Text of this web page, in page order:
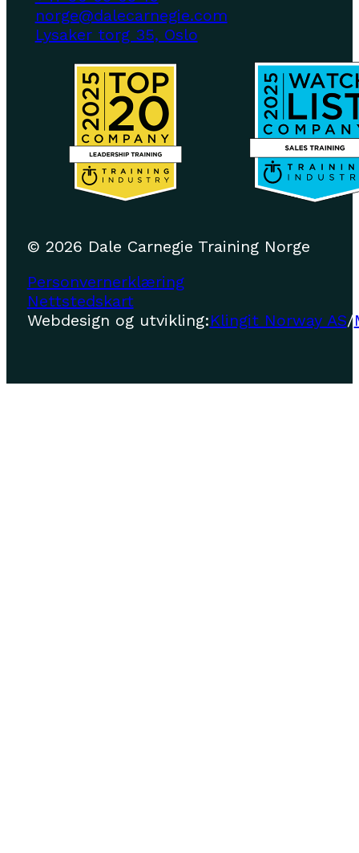
norge@dalecarnegie.com
Lysaker torg 35, Oslo
© 2026 Dale Carnegie Training Norge
Personvernerklæring
Nettstedskart
Webdesign og utvikling:Klingit Norway AS/